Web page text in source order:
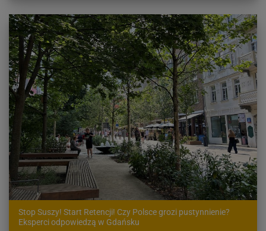
Stop Suszy! Start Retencji! Czy Polsce grozi pustynnienie?
Eksperci odpowiedzą w Gdańsku